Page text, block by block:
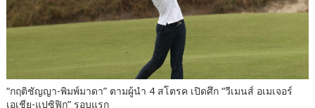
“กฤติชัญญา-พิมพ์มาดา” ตามผู้นำ 4 สโตรค เปิดศึก “วีเมนส์ อเมเจอร์
เอเชีย-แปซิฟิก” รอบแรก